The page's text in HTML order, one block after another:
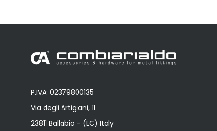
P.IVA: 02379800135
Via degli Artigiani, 11
23811 Ballabio – (LC) Italy